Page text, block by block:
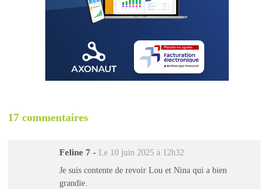
17 commentaires
Feline 7 - Le 10 juin 2025 à 12h32
Je suis contente de revoir Lou et Nina qui a bien
grandie.